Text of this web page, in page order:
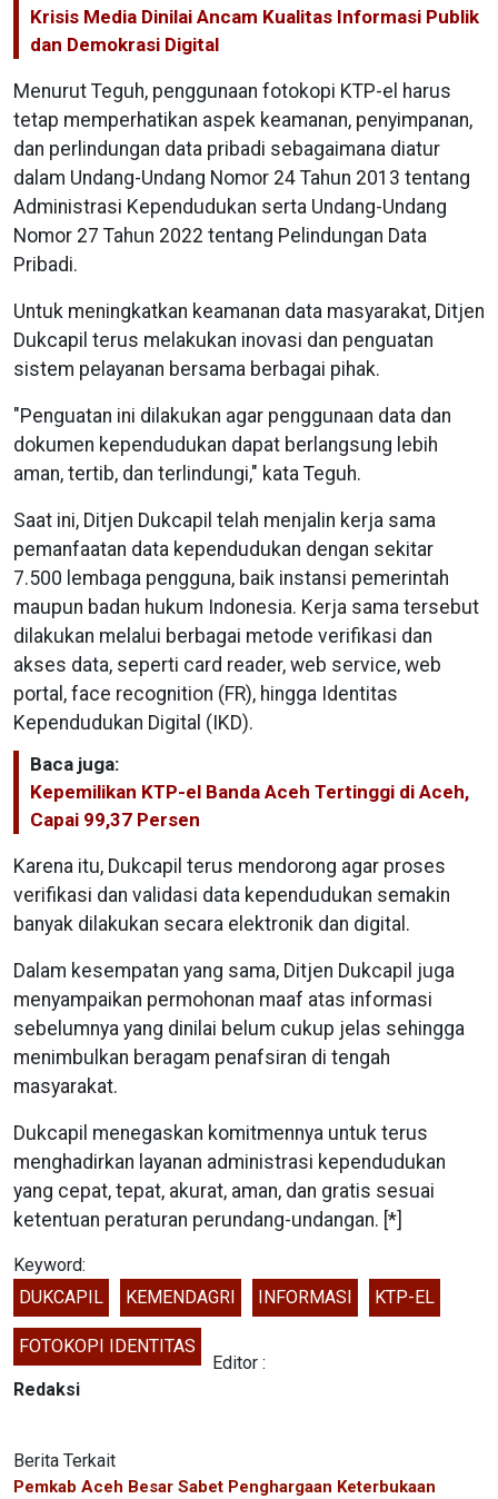
Krisis Media Dinilai Ancam Kualitas Informasi Publik
dan Demokrasi Digital
Menurut Teguh, penggunaan fotokopi KTP-el harus
tetap memperhatikan aspek keamanan, penyimpanan,
dan perlindungan data pribadi sebagaimana diatur
dalam Undang-Undang Nomor 24 Tahun 2013 tentang
Administrasi Kependudukan serta Undang-Undang
Nomor 27 Tahun 2022 tentang Pelindungan Data
Pribadi.
Untuk meningkatkan keamanan data masyarakat, Ditjen
Dukcapil terus melakukan inovasi dan penguatan
sistem pelayanan bersama berbagai pihak.
"Penguatan ini dilakukan agar penggunaan data dan
dokumen kependudukan dapat berlangsung lebih
aman, tertib, dan terlindungi," kata Teguh.
Saat ini, Ditjen Dukcapil telah menjalin kerja sama
pemanfaatan data kependudukan dengan sekitar
7.500 lembaga pengguna, baik instansi pemerintah
maupun badan hukum Indonesia. Kerja sama tersebut
dilakukan melalui berbagai metode verifikasi dan
akses data, seperti card reader, web service, web
portal, face recognition (FR), hingga Identitas
Kependudukan Digital (IKD).
Baca juga:
Kepemilikan KTP-el Banda Aceh Tertinggi di Aceh,
Capai 99,37 Persen
Karena itu, Dukcapil terus mendorong agar proses
verifikasi dan validasi data kependudukan semakin
banyak dilakukan secara elektronik dan digital.
Dalam kesempatan yang sama, Ditjen Dukcapil juga
menyampaikan permohonan maaf atas informasi
sebelumnya yang dinilai belum cukup jelas sehingga
menimbulkan beragam penafsiran di tengah
masyarakat.
Dukcapil menegaskan komitmennya untuk terus
menghadirkan layanan administrasi kependudukan
yang cepat, tepat, akurat, aman, dan gratis sesuai
ketentuan peraturan perundang-undangan. [*]
Keyword:
DUKCAPIL
KEMENDAGRI INFORMASI KTP-EL
FOTOKOPI IDENTITAS
Editor :
Redaksi
Berita Terkait
Pemkab Aceh Besar Sabet Penghargaan Keterbukaan